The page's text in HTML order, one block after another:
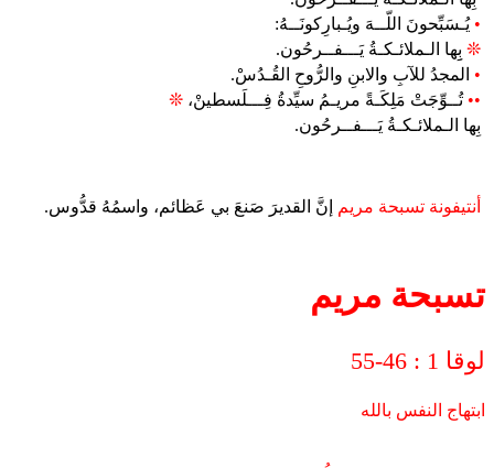
• يُـسَبِّحونَ اللّــهَ ويُـبارِكونَــهُ:
❊ بِِها الـملائـكـةُ يَـــفــرحُون.
• المجدُ للآبِ والابنِ والرُّوحِ القُـدُسْ.
•• تُــوِّجَتْ مَلِكَـةً مريـمُ سيِّدةُ فِـــلَسطينْ، ❊
بِها الـملائـكـةُ يَـــفــرحُون.
أنتيفونة تسبحة مريم إنَّ القديرَ صَنعَ بي عَظائم، واسمُهُ قدُّوس.
تسبحة مريم
لوقا 1 : 46-55
ابتهاج النفس بالله